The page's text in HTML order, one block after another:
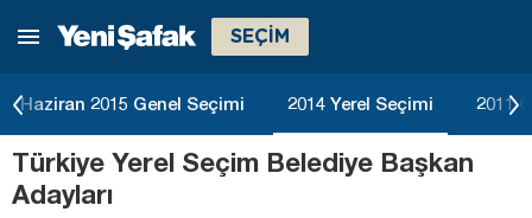
SEÇİM
Haziran 2015 Genel Seçimi 2014 Yerel Seçimi 2011
Türkiye Yerel Seçim Belediye Başkan
Adayları
Malatya
Mersin
Muğla